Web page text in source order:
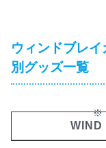
ウィンドブレ
別グッズ一覧
※
WIND